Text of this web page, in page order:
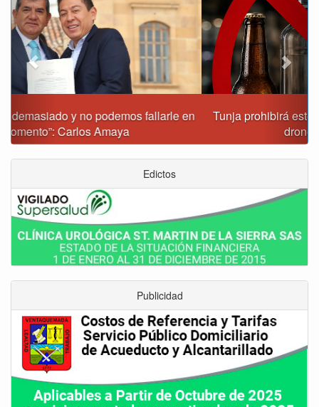
Tunja prohibirá este viernes la venta de licor, el uso de
drones y otras actividades
Edictos
Publicidad